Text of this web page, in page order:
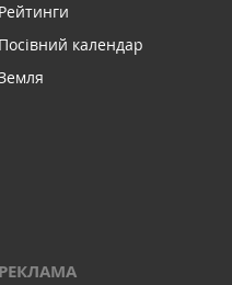
Рейтинги
Посівний календар
РЕКЛАМА